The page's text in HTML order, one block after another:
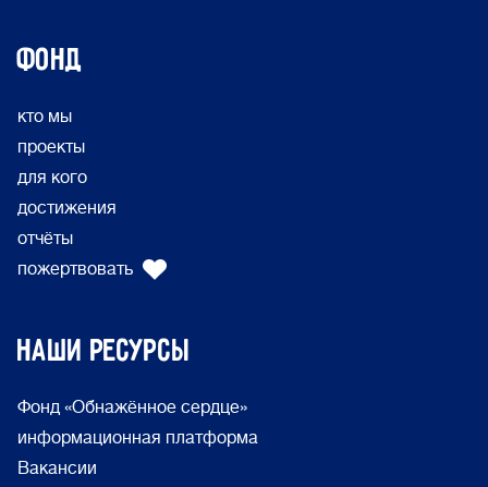
ФОНД
кто мы
проекты
для кого
достижения
отчёты
пожертвовать
Наши ресурсы
Фонд «Обнажённое сердце»
информационная платформа
Вакансии